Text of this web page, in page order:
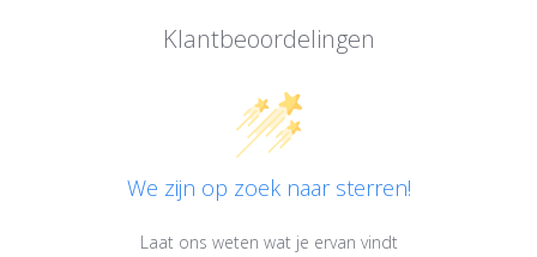
Klantbeoordelingen
We zijn op zoek naar sterren!
Laat ons weten wat je ervan vindt